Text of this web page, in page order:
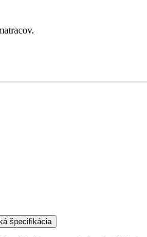
špecifikácia